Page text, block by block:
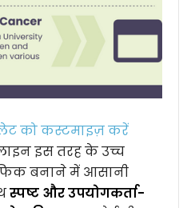
को कस्टमाइज़ करें
इस तरह के उच्च
बनाने में आसानी
स्पष्ट और उपयोगकर्ता-